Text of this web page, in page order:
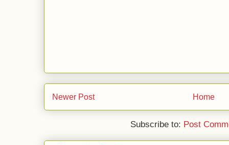
Newer Post Home
Subscribe to: Post